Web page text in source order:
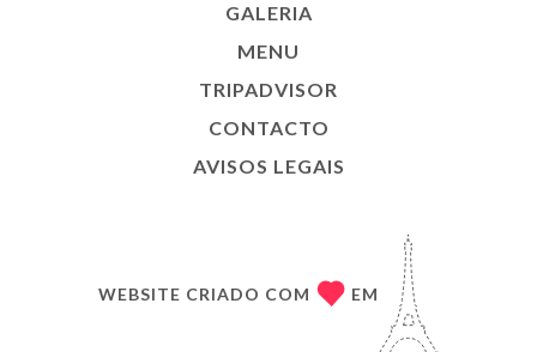
GALERIA
MENU
TRIPADVISOR
CONTACTO
AVISOS LEGAIS
WEBSITE CRIADO COM EM